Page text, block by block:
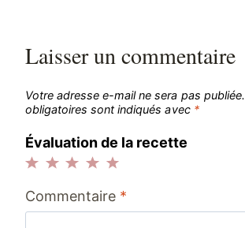
Laisser un commentaire
Votre adresse e-mail ne sera pas publiée.
obligatoires sont indiqués avec *
Évaluation de la recette
étoiles
étoiles
étoiles
étoiles
étoile
Commentaire *